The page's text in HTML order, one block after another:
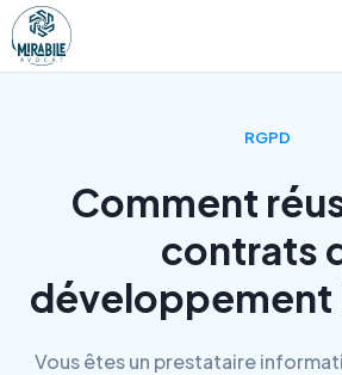
RGPD
Comment
contrats
développement
Vous êtes un prestataire